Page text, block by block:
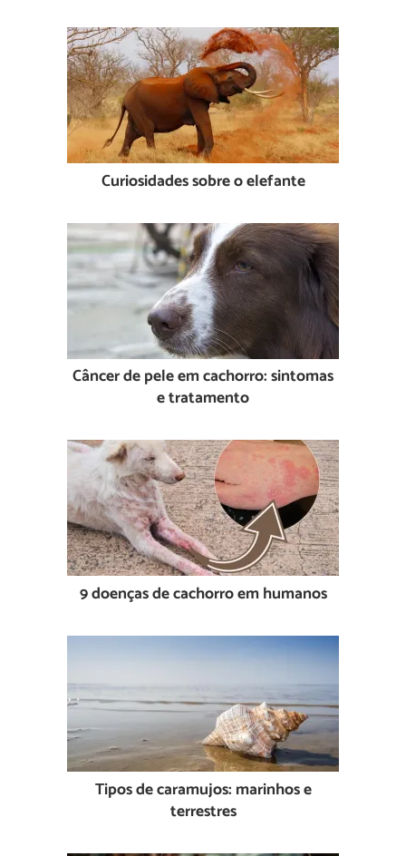
Curiosidades sobre o elefante
Câncer de pele em cachorro: sintomas
e tratamento
9 doenças de cachorro em humanos
Tipos de caramujos: marinhos e
terrestres